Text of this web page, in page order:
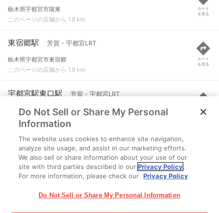
栃木県宇都宮市陽東
このページの店舗から 1.8 km
ルート
を見る
東宿郷駅 芳賀・宇都宮LRT
栃木県宇都宮市東宿郷
このページの店舗から 1.8 km
ルート
を見る
宇都宮駅東口駅 芳賀・宇都宮LRT
栃木県宇都宮市宮みらい一丁目
このページの店舗から 2 km
ルート
を見る
宇都宮駅 宇都宮線 など
宇都宮市川向町
このページの店舗から 2.1 km
Do Not Sell or Share My Personal
Information
The website uses cookies to enhance site navigation,
analyze site usage, and assist in our marketing efforts.
We also sell or share information about your use of our
site with third parties described in ourPrivacy Policy.
For more information, please check our Privacy Policy
Do Not Sell or Share My Personal Information